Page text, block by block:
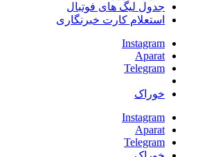
جدول لیگ های فوتبال
استعلام کارت خبرنگاری
Instagram
Aparat
Telegram
خوراک
Instagram
Aparat
Telegram